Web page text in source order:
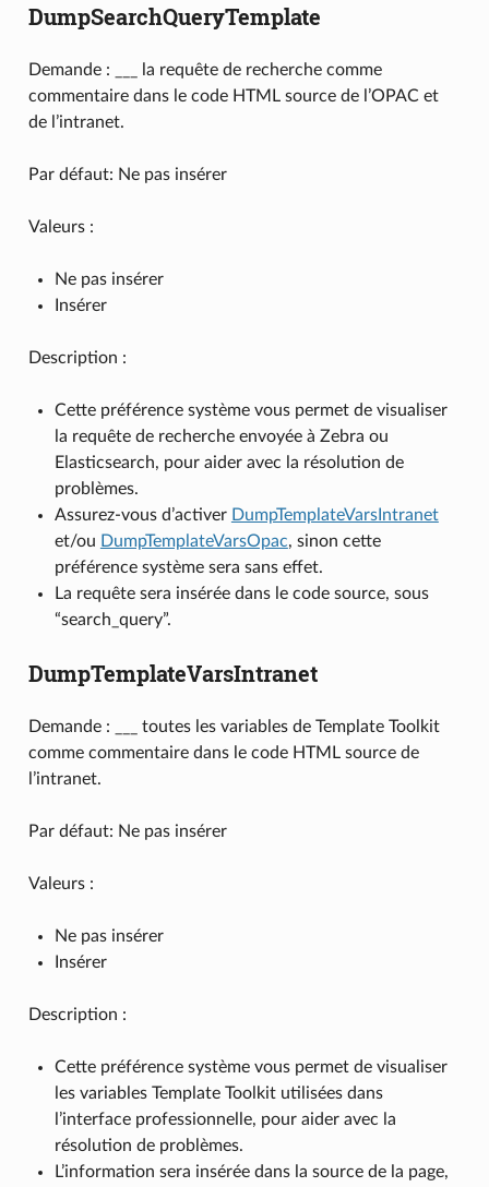
DumpSearchQueryTemplate
Demande : ___ la requête de recherche comme
commentaire dans le code HTML source de l’OPAC et
de l’intranet.
Par défaut: Ne pas insérer
Valeurs :
Ne pas insérer
Insérer
Description :
Cette préférence système vous permet de visualiser
la requête de recherche envoyée à Zebra ou
Elasticsearch, pour aider avec la résolution de
problèmes.
Assurez-vous d’activer DumpTemplateVarsIntranet
et/ou DumpTemplateVarsOpac, sinon cette
préférence système sera sans effet.
La requête sera insérée dans le code source, sous
“search_query”.
DumpTemplateVarsIntranet
Demande : ___ toutes les variables de Template Toolkit
comme commentaire dans le code HTML source de
l’intranet.
Par défaut: Ne pas insérer
Valeurs :
Ne pas insérer
Insérer
Description :
Cette préférence système vous permet de visualiser
les variables Template Toolkit utilisées dans
l’interface professionnelle, pour aider avec la
résolution de problèmes.
L’information sera insérée dans la source de la page,